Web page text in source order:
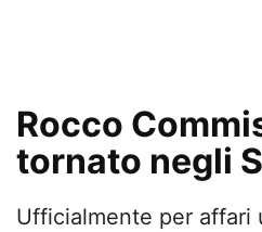
Rocco
tornato negli
Ufficialmente per affari